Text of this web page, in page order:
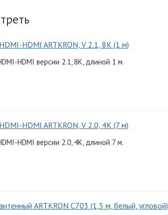
HDMI ARTKRON, V 2.1, 8K (1 м)
HDMI версии 2.1, 8K, длиной 1 м.
HDMI ARTKRON, V 2.0, 4K (7 м)
HDMI версии 2.0, 4K, длиной 7 м.
ARTKRON C703 (1,5 м, белый, угловой)